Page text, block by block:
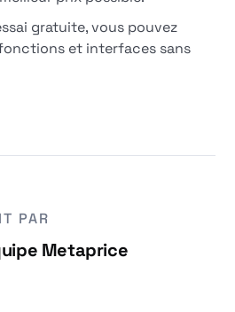
gratuite, vous pouvez
et interfaces sans
PAR
Metaprice